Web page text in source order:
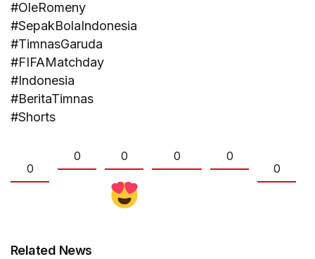
#OleRomeny
#SepakBolaIndonesia
#TimnasGaruda
#FIFAMatchday
#Indonesia
#BeritaTimnas
#Shorts
0
0 0 0
0
0
Related News